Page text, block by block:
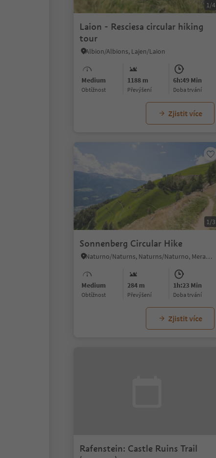
1/4
Laion - Resciesa circular hiking
tour
Albion/Albions, Lajen/Laion
Medium
Obtížnost
1188 m
Převýšení
6h:49 Min
doba trvání
Zjistit více
1/3
Sonnenberg Circular Hike
Naturno/Naturns, Naturns/Naturno, Meran/Merano and environs
Medium
Obtížnost
284 m
Převýšení
1h:23 Min
doba trvání
Zjistit více
Rafenstein: Castle Ruins Trail